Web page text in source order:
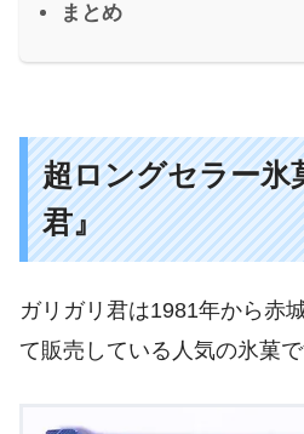
まとめ
超ロングセラー氷
君』
ガリガリ君は1981年から赤
て販売している人気の氷菓で